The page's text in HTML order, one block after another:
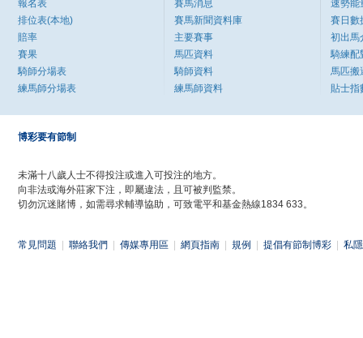
報名表
排位表(本地)
賠率
賽果
騎師分場表
練馬師分場表
賽馬消息
賽馬新聞資料庫
主要賽事
馬匹資料
騎師資料
練馬師資料
速勢能
賽日數
初出馬
騎練配
馬匹搬
貼士指
博彩要有節制
未滿十八歲人士不得投注或進入可投注的地方。
向非法或海外莊家下注，即屬違法，且可被判監禁。
切勿沉迷賭博，如需尋求輔導協助，可致電平和基金熱線1834 633。
常見問題 聯絡我們 傳媒專用區 網頁指南 規例 提倡有節制博彩 私